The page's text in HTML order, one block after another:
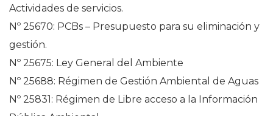
Actividades de servicios.
Nº 25670: PCBs – Presupuesto para su eliminación y
gestión.
Nº 25675: Ley General del Ambiente
Nº 25688: Régimen de Gestión Ambiental de Aguas
Nº 25831: Régimen de Libre acceso a la Información